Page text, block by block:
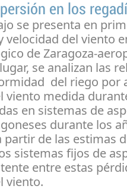
en los
se presenta en
velocidad del viento
de Zaragoza-
se analizan las
del riego por
viento medida
en sistemas de
durante los
partir de las estimas
sistemas fijos de
entre estas
viento.